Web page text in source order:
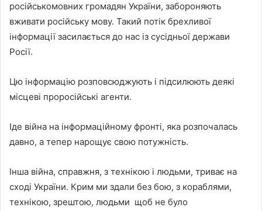
російськомовних громадян України, забороняють
вживати російську мову. Такий потік брехливої
інформації засилається до нас із сусідньої держави
Росії.
Цю інформацію розповсюджують і підсилюють деякі
місцеві проросійські агенти.
Іде війна на інформаційному фронті, яка розпочалась
давно, а тепер нарощує свою потужність.
Інша війна, справжня, з технікою і людьми, триває на
сході України. Крим ми здали без бою, з кораблями,
технікою, зрештою, людьми щоб не було